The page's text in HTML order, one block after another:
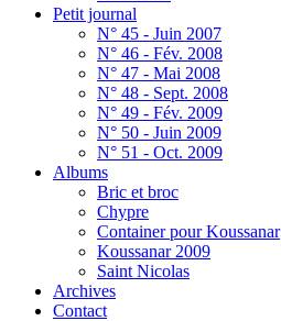
Petit journal
N° 45 - Juin 2007
N° 46 - Fév. 2008
N° 47 - Mai 2008
N° 48 - Sept. 2008
N° 49 - Fév. 2009
N° 50 - Juin 2009
N° 51 - Oct. 2009
Albums
Bric et broc
Chypre
Container pour Koussanar
Koussanar 2009
Saint Nicolas
Archives
Contact